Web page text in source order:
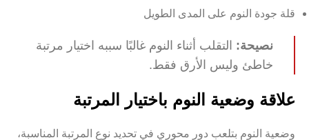
قلة جودة النوم على المدى الطويل
نصيحة: التقلب أثناء النوم غالبًا سببه اختيار مرتبة
خاطئ وليس الأرق فقط.
علاقة وضعية النوم باختيار المرتبة
وضعية النوم بتلعب دور محوري في تحديد نوع المرتبة المناسبة،